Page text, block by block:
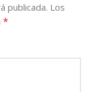
publicada. Los
*